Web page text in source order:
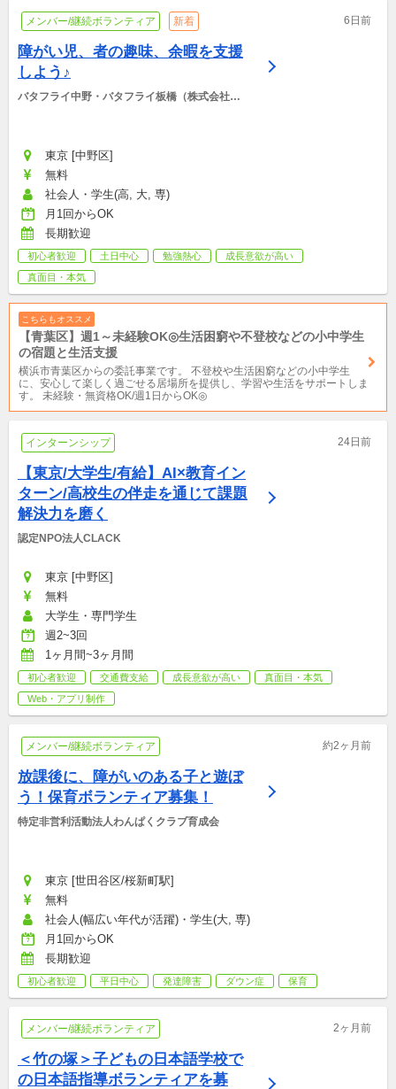
メンバー/継続ボランティア 新着 6日前
障がい児、者の趣味、余暇を支援
しよう♪
バタフライ中野・バタフライ板橋（株式会社
東京 [中野区]
無料
社会人・学生(高, 大, 専)
月1回からOK
長期歓迎
初心者歓迎 土日中心 勉強熱心
成長意欲が高い
真面目・本気
こちらもオススメ
【青葉区】週1～未経験OK◎生活困窮や不登校などの小中学生
の宿題と生活支援
横浜市青葉区からの委託事業です。 不登校や生活困窮などの小中学生
に、安心して楽しく過ごせる居場所を提供し、学習や生活をサポートしま
す。 未経験・無資格OK/週1日からOK◎
インターンシップ 24日前
【東京/大学生/有給】AI×教育イン
ターン/高校生の伴走を通じて課題
解決力を磨く
認定NPO法人CLACK
東京 [中野区]
無料
大学生・専門学生
週2~3回
1ヶ月間~3ヶ月間
初心者歓迎 交通費支給 成長意欲が高い
真面目・本気
Web・アプリ制作
メンバー/継続ボランティア 約2ヶ月前
放課後に、障がいのある子と遊ぼ
う！保育ボランティア募集！
特定非営利活動法人わんぱくクラブ育成会
東京 [世田谷区/桜新町駅]
無料
社会人(幅広い年代が活躍)・学生(大, 専)
月1回からOK
長期歓迎
初心者歓迎 平日中心 発達障害 ダウン症 保育
メンバー/継続ボランティア 2ヶ月前
＜竹の塚＞子どもの日本語学校で
の日本語指導ボランティアを募